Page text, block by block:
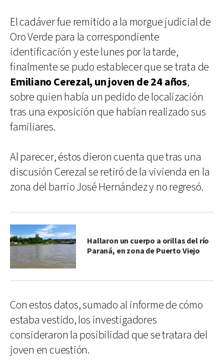
El cadáver fue remitido a la morgue judicial de
Oro Verde para la correspondiente
identificación y este lunes por la tarde,
finalmente se pudo establecer que se trata de
Emiliano Cerezal, un joven de 24 años,
sobre quien había un pedido de localización
tras una exposición que habían realizado sus
familiares.
Al parecer, éstos dieron cuenta que tras una
discusión Cerezal se retiró de la vivienda en la
zona del barrio José Hernández y no regresó.
Hallaron un cuerpo a orillas del río
Paraná, en zona de Puerto Viejo
Con estos datos, sumado al informe de cómo
estaba vestido, los investigadores
consideraron la posibilidad que se tratara del
joven en cuestión.